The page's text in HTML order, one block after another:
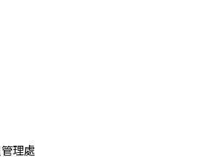
理處